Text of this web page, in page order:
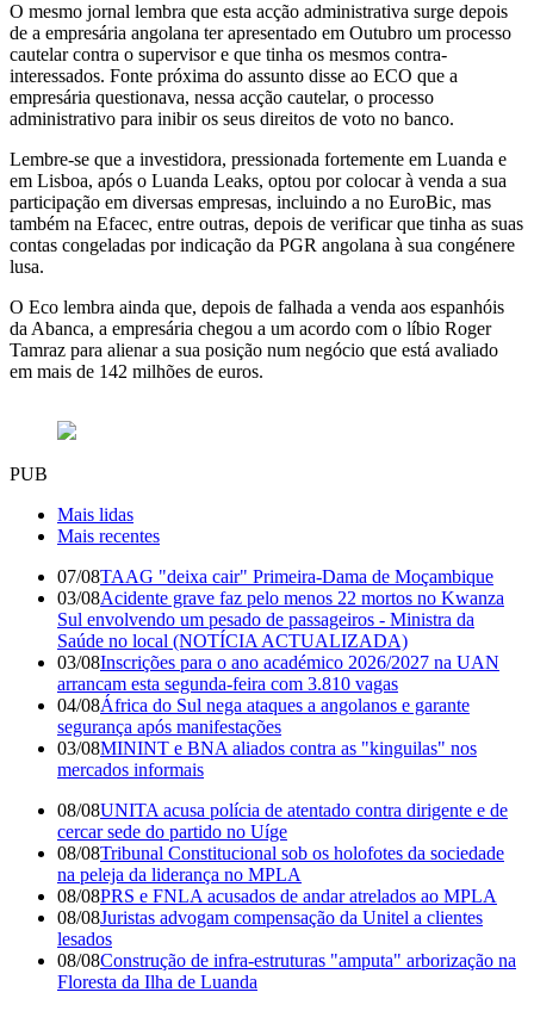
O mesmo jornal lembra que esta acção administrativa surge depois
de a empresária angolana ter apresentado em Outubro um processo
cautelar contra o supervisor e que tinha os mesmos contra-
interessados. Fonte próxima do assunto disse ao ECO que a
empresária questionava, nessa acção cautelar, o processo
administrativo para inibir os seus direitos de voto no banco.
Lembre-se que a investidora, pressionada fortemente em Luanda e
em Lisboa, após o Luanda Leaks, optou por colocar à venda a sua
participação em diversas empresas, incluindo a no EuroBic, mas
também na Efacec, entre outras, depois de verificar que tinha as suas
contas congeladas por indicação da PGR angolana à sua congénere
lusa.
O Eco lembra ainda que, depois de falhada a venda aos espanhóis
da Abanca, a empresária chegou a um acordo com o líbio Roger
Tamraz para alienar a sua posição num negócio que está avaliado
em mais de 142 milhões de euros.
PUB
Mais lidas
Mais recentes
07/08TAAG "deixa cair" Primeira-Dama de Moçambique
03/08Acidente grave faz pelo menos 22 mortos no Kwanza
Sul envolvendo um pesado de passageiros - Ministra da
Saúde no local (NOTÍCIA ACTUALIZADA)
03/08Inscrições para o ano académico 2026/2027 na UAN
arrancam esta segunda-feira com 3.810 vagas
04/08África do Sul nega ataques a angolanos e garante
segurança após manifestações
03/08MININT e BNA aliados contra as "kinguilas" nos
mercados informais
08/08UNITA acusa polícia de atentado contra dirigente e de
cercar sede do partido no Uíge
08/08Tribunal Constitucional sob os holofotes da sociedade
na peleja da liderança no MPLA
08/08PRS e FNLA acusados de andar atrelados ao MPLA
08/08Juristas advogam compensação da Unitel a clientes
lesados
08/08Construção de infra-estruturas "amputa" arborização na
Floresta da Ilha de Luanda